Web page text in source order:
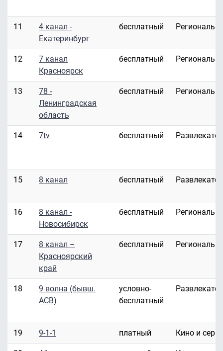
11
4 канал -
Екатеринбург
бесплатный
12
7 канал
Красноярск
бесплатный
13
78 -
Ленинградская
область
бесплатный
14 7tv бесплатный
15 8 канал бесплатный
16
8 канал -
Новосибирск
бесплатный
17
8 канал –
Красноярский
край
бесплатный
18
9 волна (бывш.
АСВ)
условно-
бесплатный
19 9-1-1 платный Кино и